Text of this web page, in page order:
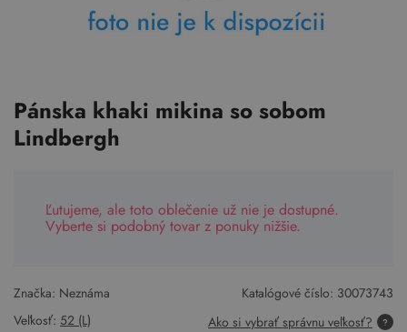
Pánska khaki mikina so sobom
Lindbergh
Ľutujeme, ale toto oblečenie už nie je dostupné.
Vyberte si podobný tovar z ponuky nižšie.
Značka: Neznáma Katalógové číslo: 30073743
Veľkosť: 52 (L) Ako si vybrať správnu veľkosť?